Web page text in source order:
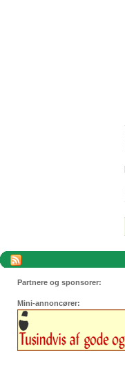
Partnere og sponsorer:
Mini-annoncører: